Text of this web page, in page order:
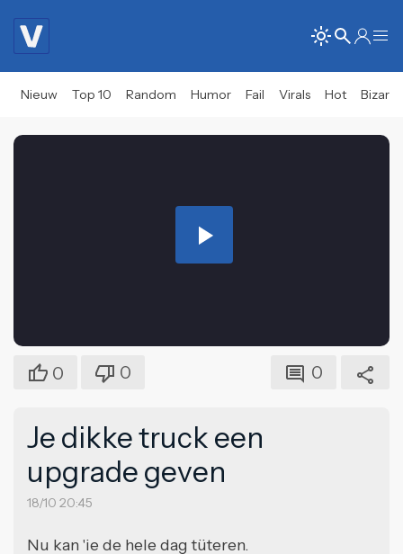
Nieuw Top 10 Random Humor Fail Virals Hot Bizar
Play
0 0 0
Je dikke truck een
upgrade geven
18/10 20:45
Nu kan 'ie de hele dag tüteren.